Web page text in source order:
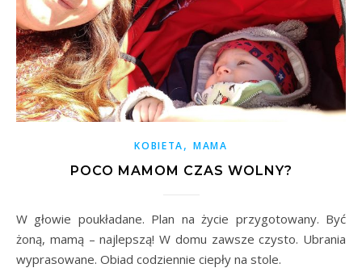
KOBIETA,MAMA
POCO MAMOM CZAS WOLNY?
W głowie poukładane. Plan na życie przygotowany. Być
żoną, mamą – najlepszą! W domu zawsze czysto. Ubrania
wyprasowane. Obiad codziennie ciepły na stole.